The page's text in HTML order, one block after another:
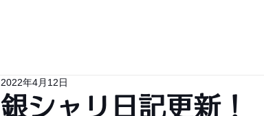
銀シャリ日記更新！
2022年4月12日